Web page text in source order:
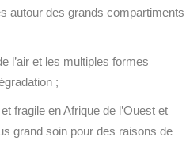
autour des grands compartiments
l’air et les multiples formes
;
fragile en Afrique de l’Ouest et
grand soin pour des raisons de